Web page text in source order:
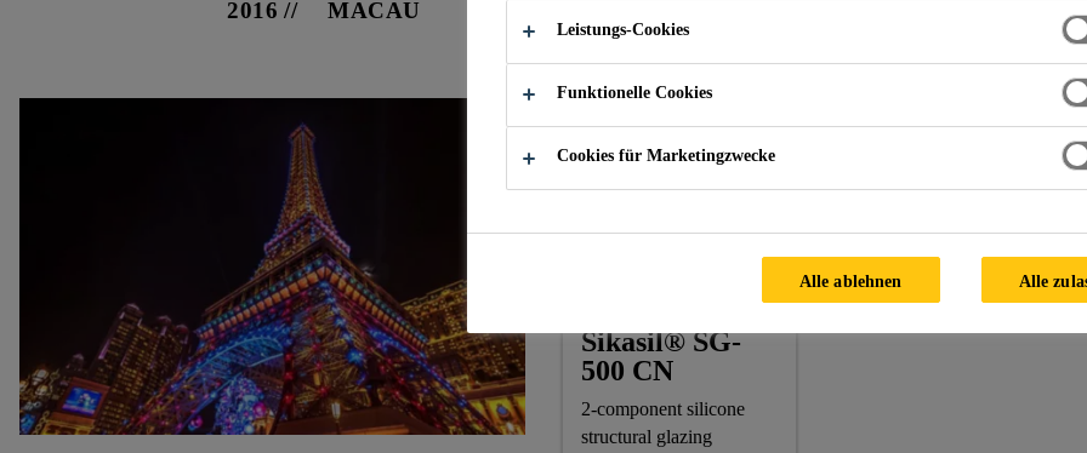
2016 MACAU
Facade Supplier:Macao SingYes RenewableEnergy
Sikasil® SG-
500 CN
2-component silicone
structural glazing
Leistungs-Cookies
Funktionelle Cookies
Cookies für Marketingzwecke
Alle ablehnen Alle